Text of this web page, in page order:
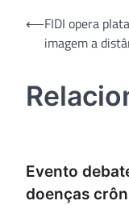
Navegação
⟵FIDI opera
imagem a
Evento
doenças